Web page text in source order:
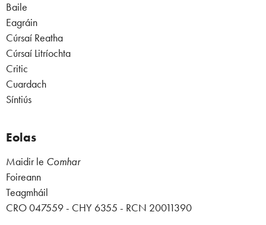
Baile
Eagráin
Cúrsaí Reatha
Cúrsaí Litríochta
Critic
Cuardach
Síntiús
Eolas
Maidir le Comhar
Foireann
Teagmháil
CRO 047559 - CHY 6355 - RCN 20011390